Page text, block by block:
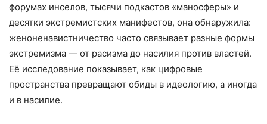
форумах инселов, тысячи подкастов «маносферы» и
десятки экстремистских манифестов, она обнаружила:
женоненавистничество часто связывает разные формы
экстремизма — от расизма до насилия против властей.
Её исследование показывает, как цифровые
пространства превращают обиды в идеологию, а иногда
и в насилие.